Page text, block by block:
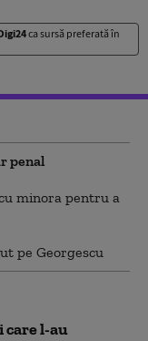
ca sursă preferată în
penal
minora pentru a
pe Georgescu
care l-au